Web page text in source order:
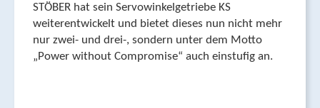
STÖBER hat sein Servowinkelgetriebe KS
weiterentwickelt und bietet dieses nun nicht mehr
nur zwei- und drei-, sondern unter dem Motto
„Power without Compromise“ auch einstufig an.